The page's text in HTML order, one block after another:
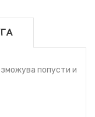
попусти и